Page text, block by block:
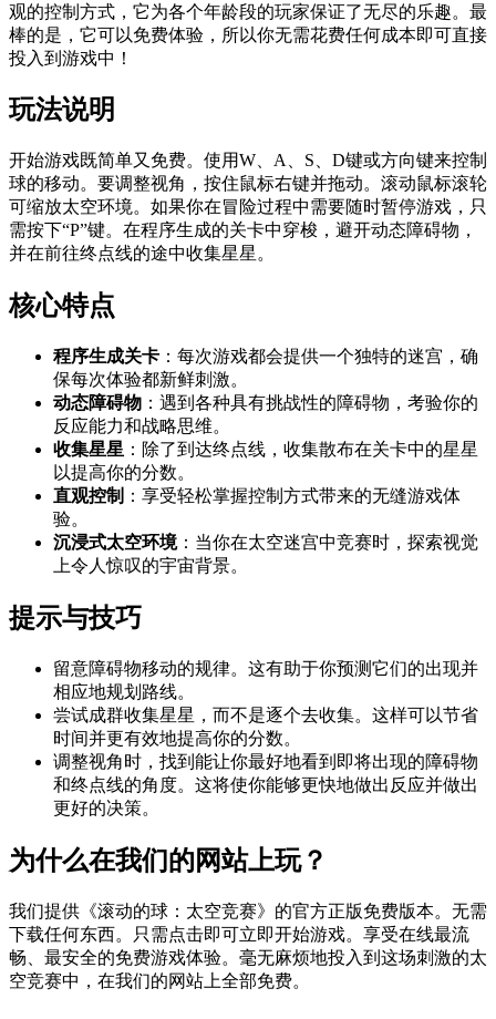
观的控制方式，它为各个年龄段的玩家保证了无尽的乐趣。最
棒的是，它可以免费体验，所以你无需花费任何成本即可直接
投入到游戏中！
玩法说明
开始游戏既简单又免费。使用W、A、S、D键或方向键来控制
球的移动。要调整视角，按住鼠标右键并拖动。滚动鼠标滚轮
可缩放太空环境。如果你在冒险过程中需要随时暂停游戏，只
需按下“P”键。在程序生成的关卡中穿梭，避开动态障碍物，
并在前往终点线的途中收集星星。
核心特点
程序生成关卡 ：每次游戏都会提供一个独特的迷宫，确
保每次体验都新鲜刺激。
动态障碍物 ：遇到各种具有挑战性的障碍物，考验你的
反应能力和战略思维。
收集星星 ：除了到达终点线，收集散布在关卡中的星星
以提高你的分数。
直观控制 ：享受轻松掌握控制方式带来的无缝游戏体
验。
沉浸式太空环境：当你在太空迷宫中竞赛时，探索视觉
上令人惊叹的宇宙背景。
提示与技巧
留意障碍物移动的规律。这有助于你预测它们的出现并
相应地规划路线。
尝试成群收集星星，而不是逐个去收集。这样可以节省
时间并更有效地提高你的分数。
调整视角时，找到能让你最好地看到即将出现的障碍物
和终点线的角度。这将使你能够更快地做出反应并做出
更好的决策。
为什么在我们的网站上玩？
我们提供《滚动的球：太空竞赛》的官方正版免费版本。无需
下载任何东西。只需点击即可立即开始游戏。享受在线最流
畅、最安全的免费游戏体验。毫无麻烦地投入到这场刺激的太
空竞赛中，在我们的网站上全部免费。